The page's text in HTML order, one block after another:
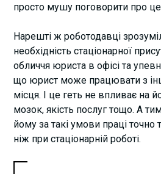
просто мушу поговорити про
Нарешті ж роботодавці
необхідність стаціонарної
обличчя юриста в офісі та
що юрист може працювати з
місця. І це геть не впливає на
мозок, якість послуг тощо. А
йому за такі умови праці
ніж при стаціонарній роботі.